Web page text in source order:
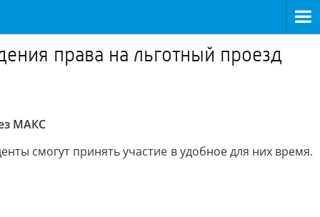
права на льготный проезд
МАКС
смогут принять участие в удобное для них время.